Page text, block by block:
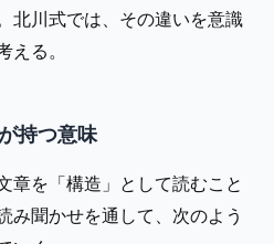
北川式では、その違いを意識
る。
持つ意味
章を「構造」として読むこと
み聞かせを通して、次のよう